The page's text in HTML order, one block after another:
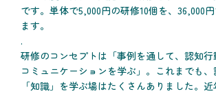
です。単体で5,000円の研修10個を、36,000
ます。
.
研修のコンセプトは「事例を通して、認知
コミュニケーションを学ぶ」。これまでも
「知識」を学ぶ場はたくさんありました。